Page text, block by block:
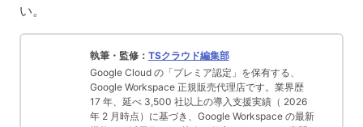
い。
執筆・監修： TSクラウド編集部
Google Cloud の「プレミア認定」を保有する、
Google Workspace 正規販売代理店です。業界歴
17 年、延べ 3,500 社以上の導入支援実績（ 2026
年 2 月時点）に基づき、Google Workspace の最新